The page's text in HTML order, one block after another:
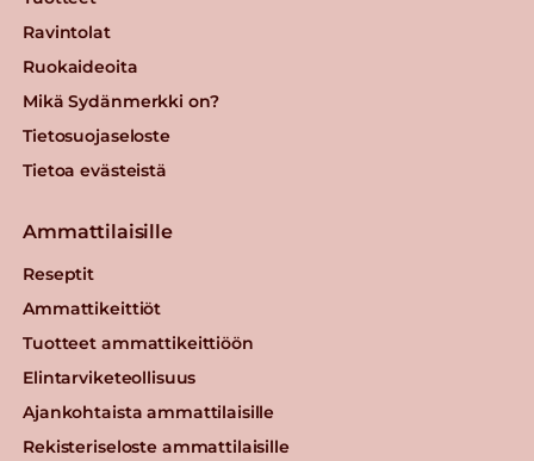
Ravintolat
Ruokaideoita
Mikä Sydänmerkki on?
Tietosuojaseloste
Tietoa evästeistä
Ammattilaisille
Reseptit
Ammattikeittiöt
Tuotteet ammattikeittiöön
Elintarviketeollisuus
Ajankohtaista ammattilaisille
Rekisteriseloste ammattilaisille